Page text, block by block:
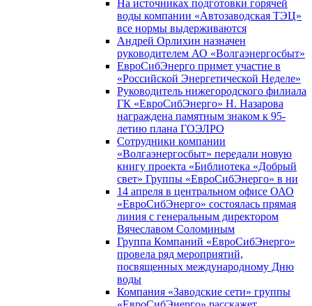
На источниках подготовки горячей
воды компании «Автозаводская ТЭЦ»
все нормы выдерживаются
Андрей Орлихин назначен
руководителем АО «Волгаэнергосбыт»
ЕвроСибЭнерго примет участие в
«Российской Энергетической Неделе»
Руководитель нижегородского филиала
ГК «ЕвроСибЭнерго» Н. Назарова
награждена памятным знаком к 95-
летию плана ГОЭЛРО
Сотрудники компании
«Волгаэнергосбыт» передали новую
книгу проекта «Библиотека «Добрый
свет» Группы «ЕвроСибЭнерго» в ни
14 апреля в центральном офисе ОАО
«ЕвроСибЭнерго» состоялась прямая
линия с генеральным директором
Вячеславом Соломиным
Группа Компаний «ЕвроСибЭнерго»
провела ряд мероприятий,
посвященных международному Дню
воды
Компания «Заводские сети» группы